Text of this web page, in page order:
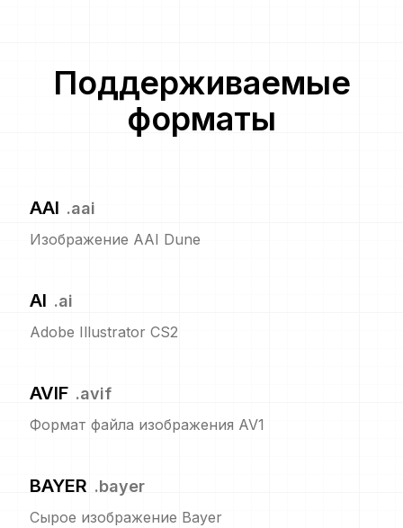
Поддерживаемые
форматы
AAI .aai
Изображение AAI Dune
AI .ai
Adobe Illustrator CS2
AVIF .avif
Формат файла изображения AV1
BAYER .bayer
Сырое изображение Bayer